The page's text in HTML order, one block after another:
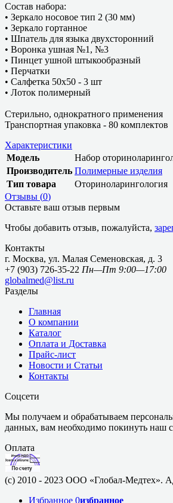
Состав набора:
• Зеркало носовое тип 2 (30 мм)
• Зеркало гортанное
• Шпатель для языка двухсторонний
• Воронка ушная №1, №3
• Пинцет ушной штыкообразный
• Перчатки
• Салфетка 50х50 - 3 шт
• Лоток полимерный
Стерильно, однократного применения
Транспортная упаковка - 80 комплектов
Характеристики
Модель
Набор
Производитель Полимерные изделия
Тип товара
Оториноларингология
Отзывы (0)
Оставьте ваш отзыв первым
Чтобы добавить отзыв, пожалуйста,
Контакты
г. Москва, ул. Малая Семеновская, д. 3
+7 (903) 726-35-22 Пн—Пт 9:00—17:00
globalmed@list.ru
Разделы
Главная
О компании
Каталог
Оплата и Доставка
Прайс-лист
Новости и Статьи
Контакты
Соцсети
Мы получаем и обрабатываем
данных, вам необходимо покинуть наш
Оплата
(c) 2010 - 2023 ООО «Глобал-Медтех».
Избранное 0избранное